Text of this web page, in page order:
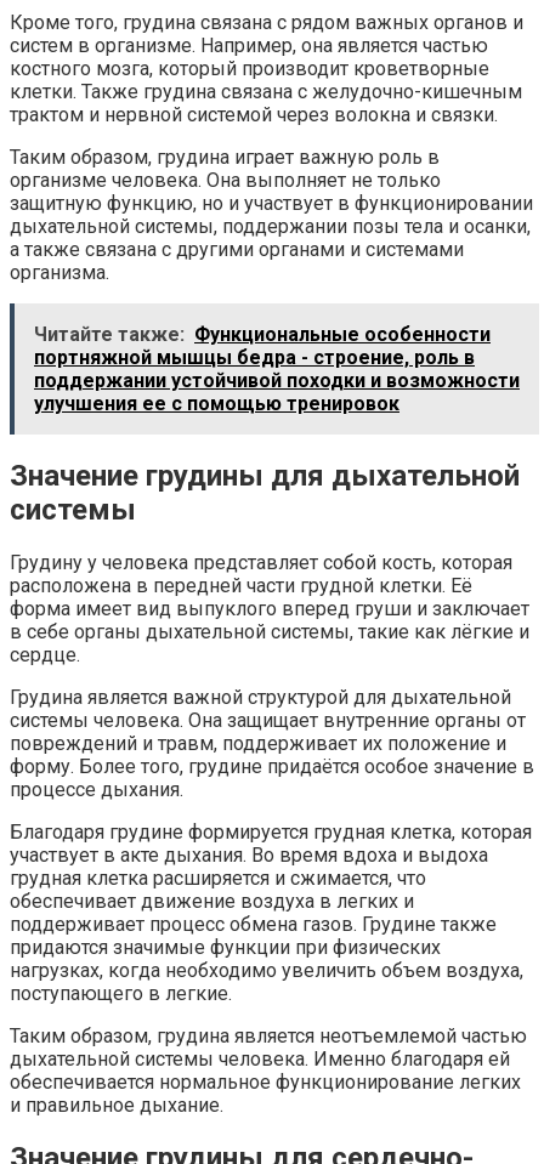
Кроме того, грудина связана с рядом важных органов и
систем в организме. Например, она является частью
костного мозга, который производит кроветворные
клетки. Также грудина связана с желудочно-кишечным
трактом и нервной системой через волокна и связки.
Таким образом, грудина играет важную роль в
организме человека. Она выполняет не только
защитную функцию, но и участвует в функционировании
дыхательной системы, поддержании позы тела и осанки,
а также связана с другими органами и системами
организма.
Читайте также: Функциональные особенности
портняжной мышцы бедра - строение, роль в
поддержании устойчивой походки и возможности
улучшения ее с помощью тренировок
Значение грудины для дыхательной
системы
Грудину у человека представляет собой кость, которая
расположена в передней части грудной клетки. Её
форма имеет вид выпуклого вперед груши и заключает
в себе органы дыхательной системы, такие как лёгкие и
сердце.
Грудина является важной структурой для дыхательной
системы человека. Она защищает внутренние органы от
повреждений и травм, поддерживает их положение и
форму. Более того, грудине придаётся особое значение в
процессе дыхания.
Благодаря грудине формируется грудная клетка, которая
участвует в акте дыхания. Во время вдоха и выдоха
грудная клетка расширяется и сжимается, что
обеспечивает движение воздуха в легких и
поддерживает процесс обмена газов. Грудине также
придаются значимые функции при физических
нагрузках, когда необходимо увеличить объем воздуха,
поступающего в легкие.
Таким образом, грудина является неотъемлемой частью
дыхательной системы человека. Именно благодаря ей
обеспечивается нормальное функционирование легких
и правильное дыхание.